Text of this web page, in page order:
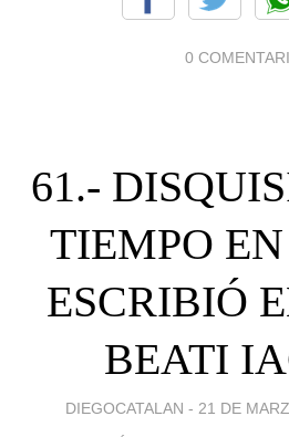
0
61.-
TIEMPO
ESCRIBIÓ
BEATI
DIEGOCATALAN - 21 DE